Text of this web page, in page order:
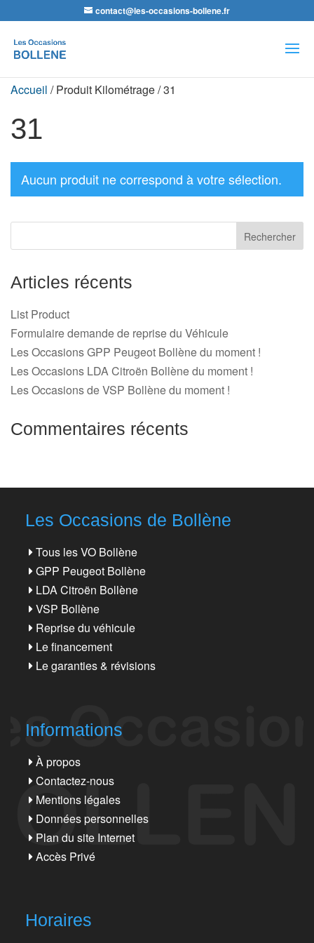
contact@les-occasions-bollene.fr
de
produits
Accueil / Produit Kilométrage / 31
31
Aucun produit ne correspond à votre sélection.
Articles récents
List Product
Formulaire demande de reprise du Véhicule
Les Occasions GPP Peugeot Bollène du moment !
Les Occasions LDA Citroën Bollène du moment !
Les Occasions de VSP Bollène du moment !
Commentaires récents
Les Occasions de Bollène
Tous les VO Bollène
GPP Peugeot Bollène
LDA Citroën Bollène
VSP Bollène
Reprise du véhicule
Le financement
Le garanties & révisions
Informations
À propos
Contactez-nous
Mentions légales
Données personnelles
Plan du site Internet
Accès Privé
Horaires